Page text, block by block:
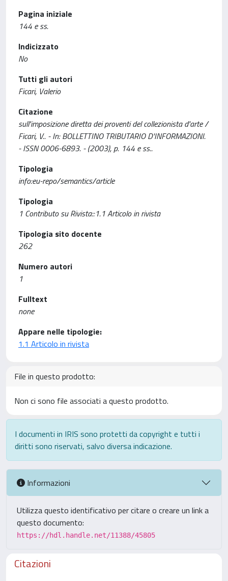
Pagina iniziale
144 e ss.
Indicizzato
No
Tutti gli autori
Ficari, Valerio
Citazione
sull'imposizione diretta dei proventi del collezionista d'arte /
Ficari, V.. - In: BOLLETTINO TRIBUTARIO D'INFORMAZIONI.
- ISSN 0006-6893. - (2003), p. 144 e ss..
Tipologia
info:eu-repo/semantics/article
Tipologia
1 Contributo su Rivista::1.1 Articolo in rivista
Tipologia sito docente
262
Numero autori
1
Fulltext
none
Appare nelle tipologie:
1.1 Articolo in rivista
File in questo prodotto:
Non ci sono file associati a questo prodotto.
I documenti in IRIS sono protetti da copyright e tutti i
diritti sono riservati, salvo diversa indicazione.
Informazioni
Utilizza questo identificativo per citare o creare un link a
questo documento:
https://hdl.handle.net/11388/45805
Citazioni